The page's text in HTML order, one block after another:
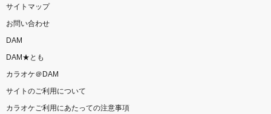
サイトマップ
お問い合わせ
DAM
DAM★とも
カラオケ＠DAM
サイトのご利用について
カラオケご利用にあたっての注意事項